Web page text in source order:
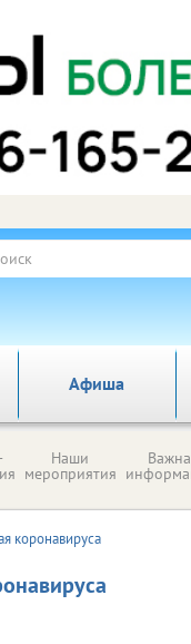
Афиша
Наши
мероприятия
коронавируса